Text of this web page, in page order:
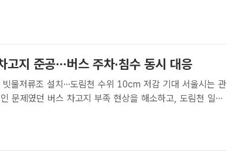
헌우 기자[더팩트 | 김명주 기자] 서울시가 올여름 집중호
고지 준공…버스 주차·침수 동시 대응
저류조 설치…도림천 수위 10cm 저감 기대 서울시는 관
문제였던 버스 차고지 부족 현상을 해소하고, 도림천 일대
막기 위해 추진한 ‘신림 공영차고지(빗물 저류조 복합) 조